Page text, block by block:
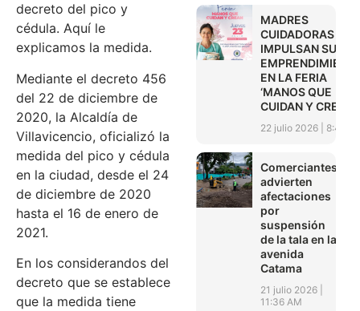
decreto del pico y
cédula. Aquí le
explicamos la medida.
Mediante el decreto 456
del 22 de diciembre de
2020, la Alcaldía de
Villavicencio, oficializó la
medida del pico y cédula
en la ciudad, desde el 24
de diciembre de 2020
hasta el 16 de enero de
2021.
En los considerandos del
decreto que se establece
que la medida tiene
MADRES
CUIDADORAS
IMPULSAN SUS
EN LA FERIA
‘MANOS QUE
CUIDAN Y CREAN’
22 julio 2026 8:45
Comerciantes
advierten
afectaciones
por
suspensión
de la tala en la
avenida
Catama
21 julio 2026
11:36 AM